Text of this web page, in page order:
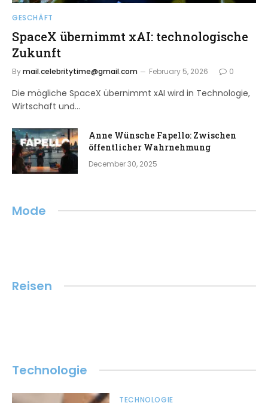
GESCHÄFT
SpaceX übernimmt xAI: technologische
Zukunft
Bymail.celebritytime@gmail.com February 5, 2026 0
Die mögliche SpaceX übernimmt xAI wird in Technologie,
Wirtschaft und…
Anne Wünsche Fapello: Zwischen
öffentlicher Wahrnehmung
December 30, 2025
Mode
Reisen
Technologie
TECHNOLOGIE